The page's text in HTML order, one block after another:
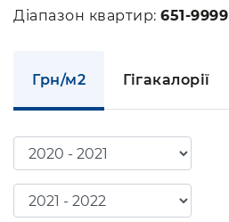
Діапазон квартир: 651-9999
Грн/м2 Гігакалорії